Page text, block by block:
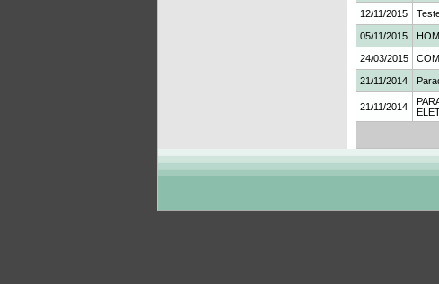
12/11/2015
05/11/2015
24/03/2015
21/11/2014
21/11/2014